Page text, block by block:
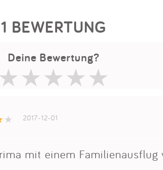
1 BEWERTUNG
Deine Bewertung?
2017-12-01
mit einem Familienausflug